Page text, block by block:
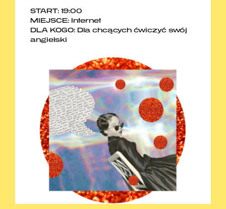
START: 19:00
MIEJSCE: Internet
DLA KOGO: Dla chcących ćwiczyć swój
angielski